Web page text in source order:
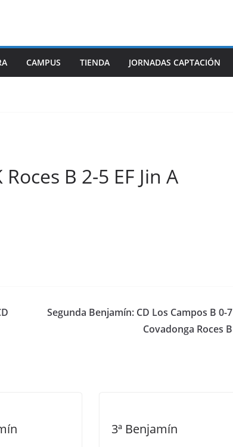
CAMPUS TIENDA JORNADAS CAPTACIÓN
B 2-5 EF Jin A
Segunda Benjamín: CD Los Campos B 0-7
Covadonga Roces B
3ª Benjamín